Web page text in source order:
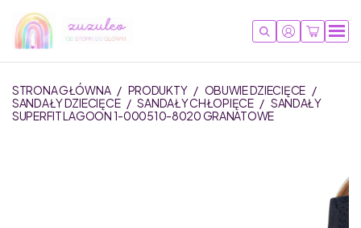
STRONA GŁÓWNA / PRODUKTY / OBUWIE DZIECIĘCE /
SANDAŁY DZIECIĘCE / SANDAŁY CHŁOPIĘCE / SANDAŁY
SUPERFIT LAGOON 1-000510-8020 GRANATOWE